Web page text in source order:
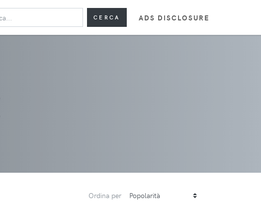
CERCA ADS DISCLOSURE
Ordina per